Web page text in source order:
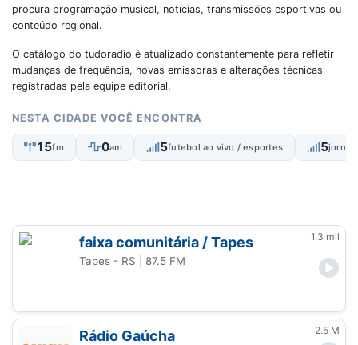
procura programação musical, notícias, transmissões esportivas ou
conteúdo regional.
O catálogo do tudoradio é atualizado constantemente para refletir
mudanças de frequência, novas emissoras e alterações técnicas
registradas pela equipe editorial.
NESTA CIDADE VOCÊ ENCONTRA
15fm 0am 5futebol ao vivo / esportes 5
faixa comunitária / Tapes 1.3 mil
Tapes - RS | 87.5 FM
Rádio Gaúcha 2.5 M